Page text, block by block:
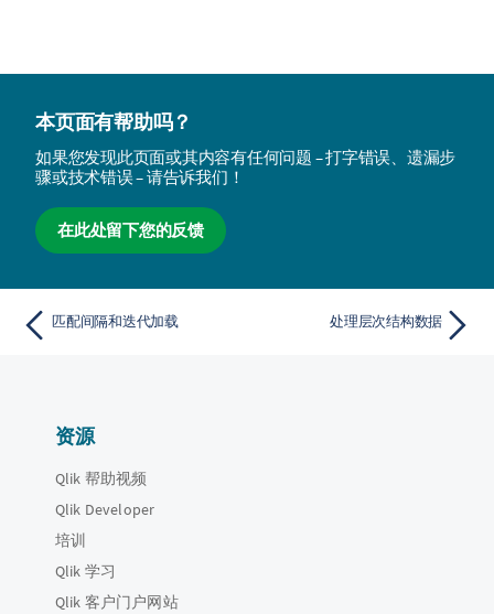
本页面有帮助吗？
如果您发现此页面或其内容有任何问题 – 打字错误、遗漏步
骤或技术错误 – 请告诉我们！
在此处留下您的反馈
匹配间隔和迭代加载 处理层次结构数据
资源
Qlik 帮助视频
Qlik Developer
培训
Qlik 学习
Qlik 客户门户网站